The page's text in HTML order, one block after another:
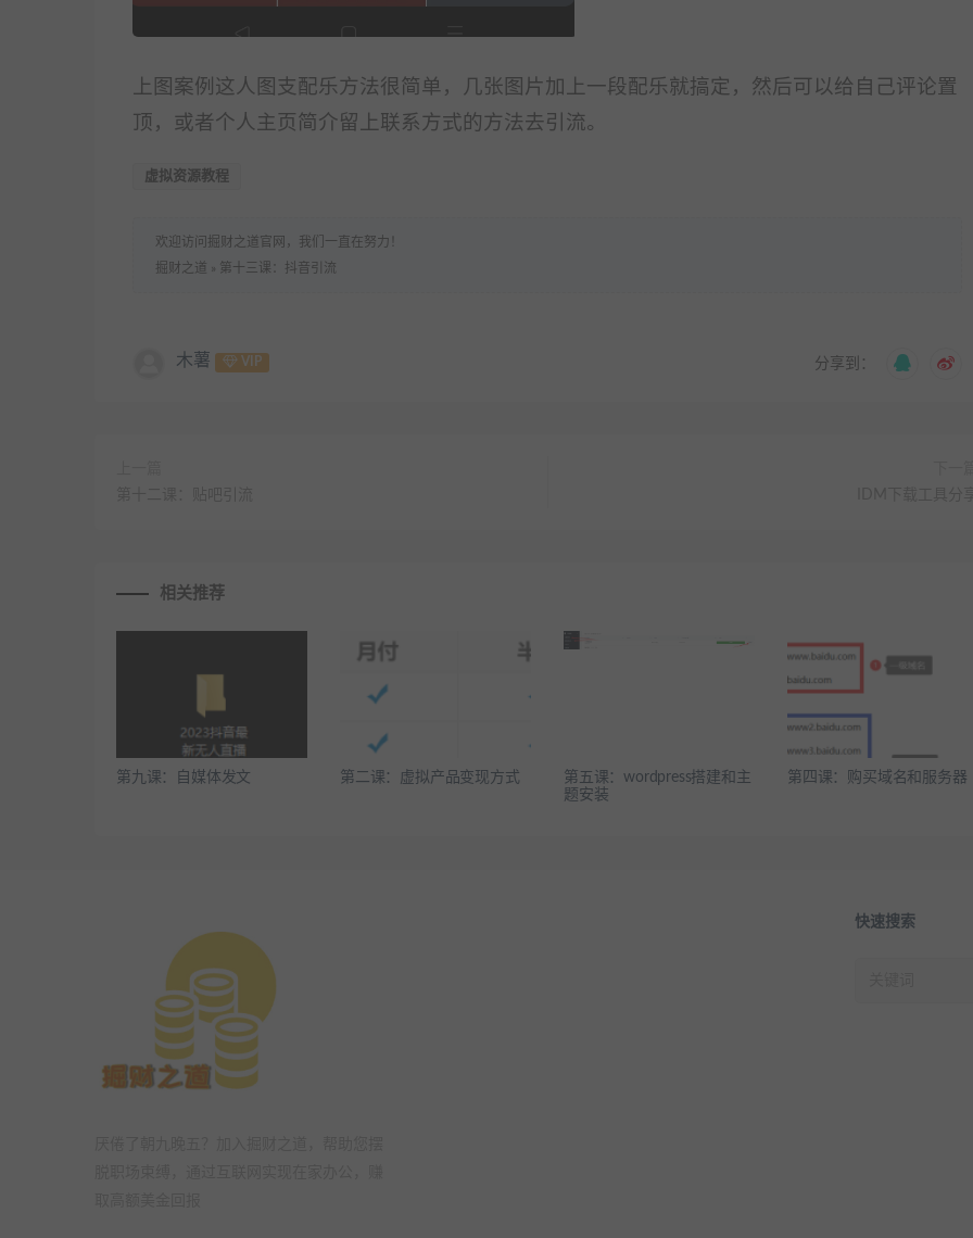
上图案例这人图支配乐方法很简单，几张图片加上一段配乐就搞定，然后可以给自己评论置
顶，或者个人 主页简介留上联系方式的方法去引流。
虚拟资源教程
欢迎访问掘财之道官网，我们一直在努力！
掘财之道 » 第十三课：抖音引流
木薯 VIP 分享到：
相关推荐
第九课：自媒体发文 第二课：虚拟产品变现方式
第五课：wordpress搭建和主
题安装
第四课：购买域名和服务器
快速搜索